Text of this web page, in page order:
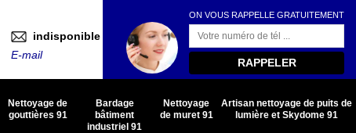
indisponible
E-mail
ON VOUS RAPPELLE GRATUITEMENT
Nettoyage de
gouttières 91
Bardage
bâtiment
industriel 91
Nettoyage
de muret 91
Artisan nettoyage de puits de
lumière et Skydome 91